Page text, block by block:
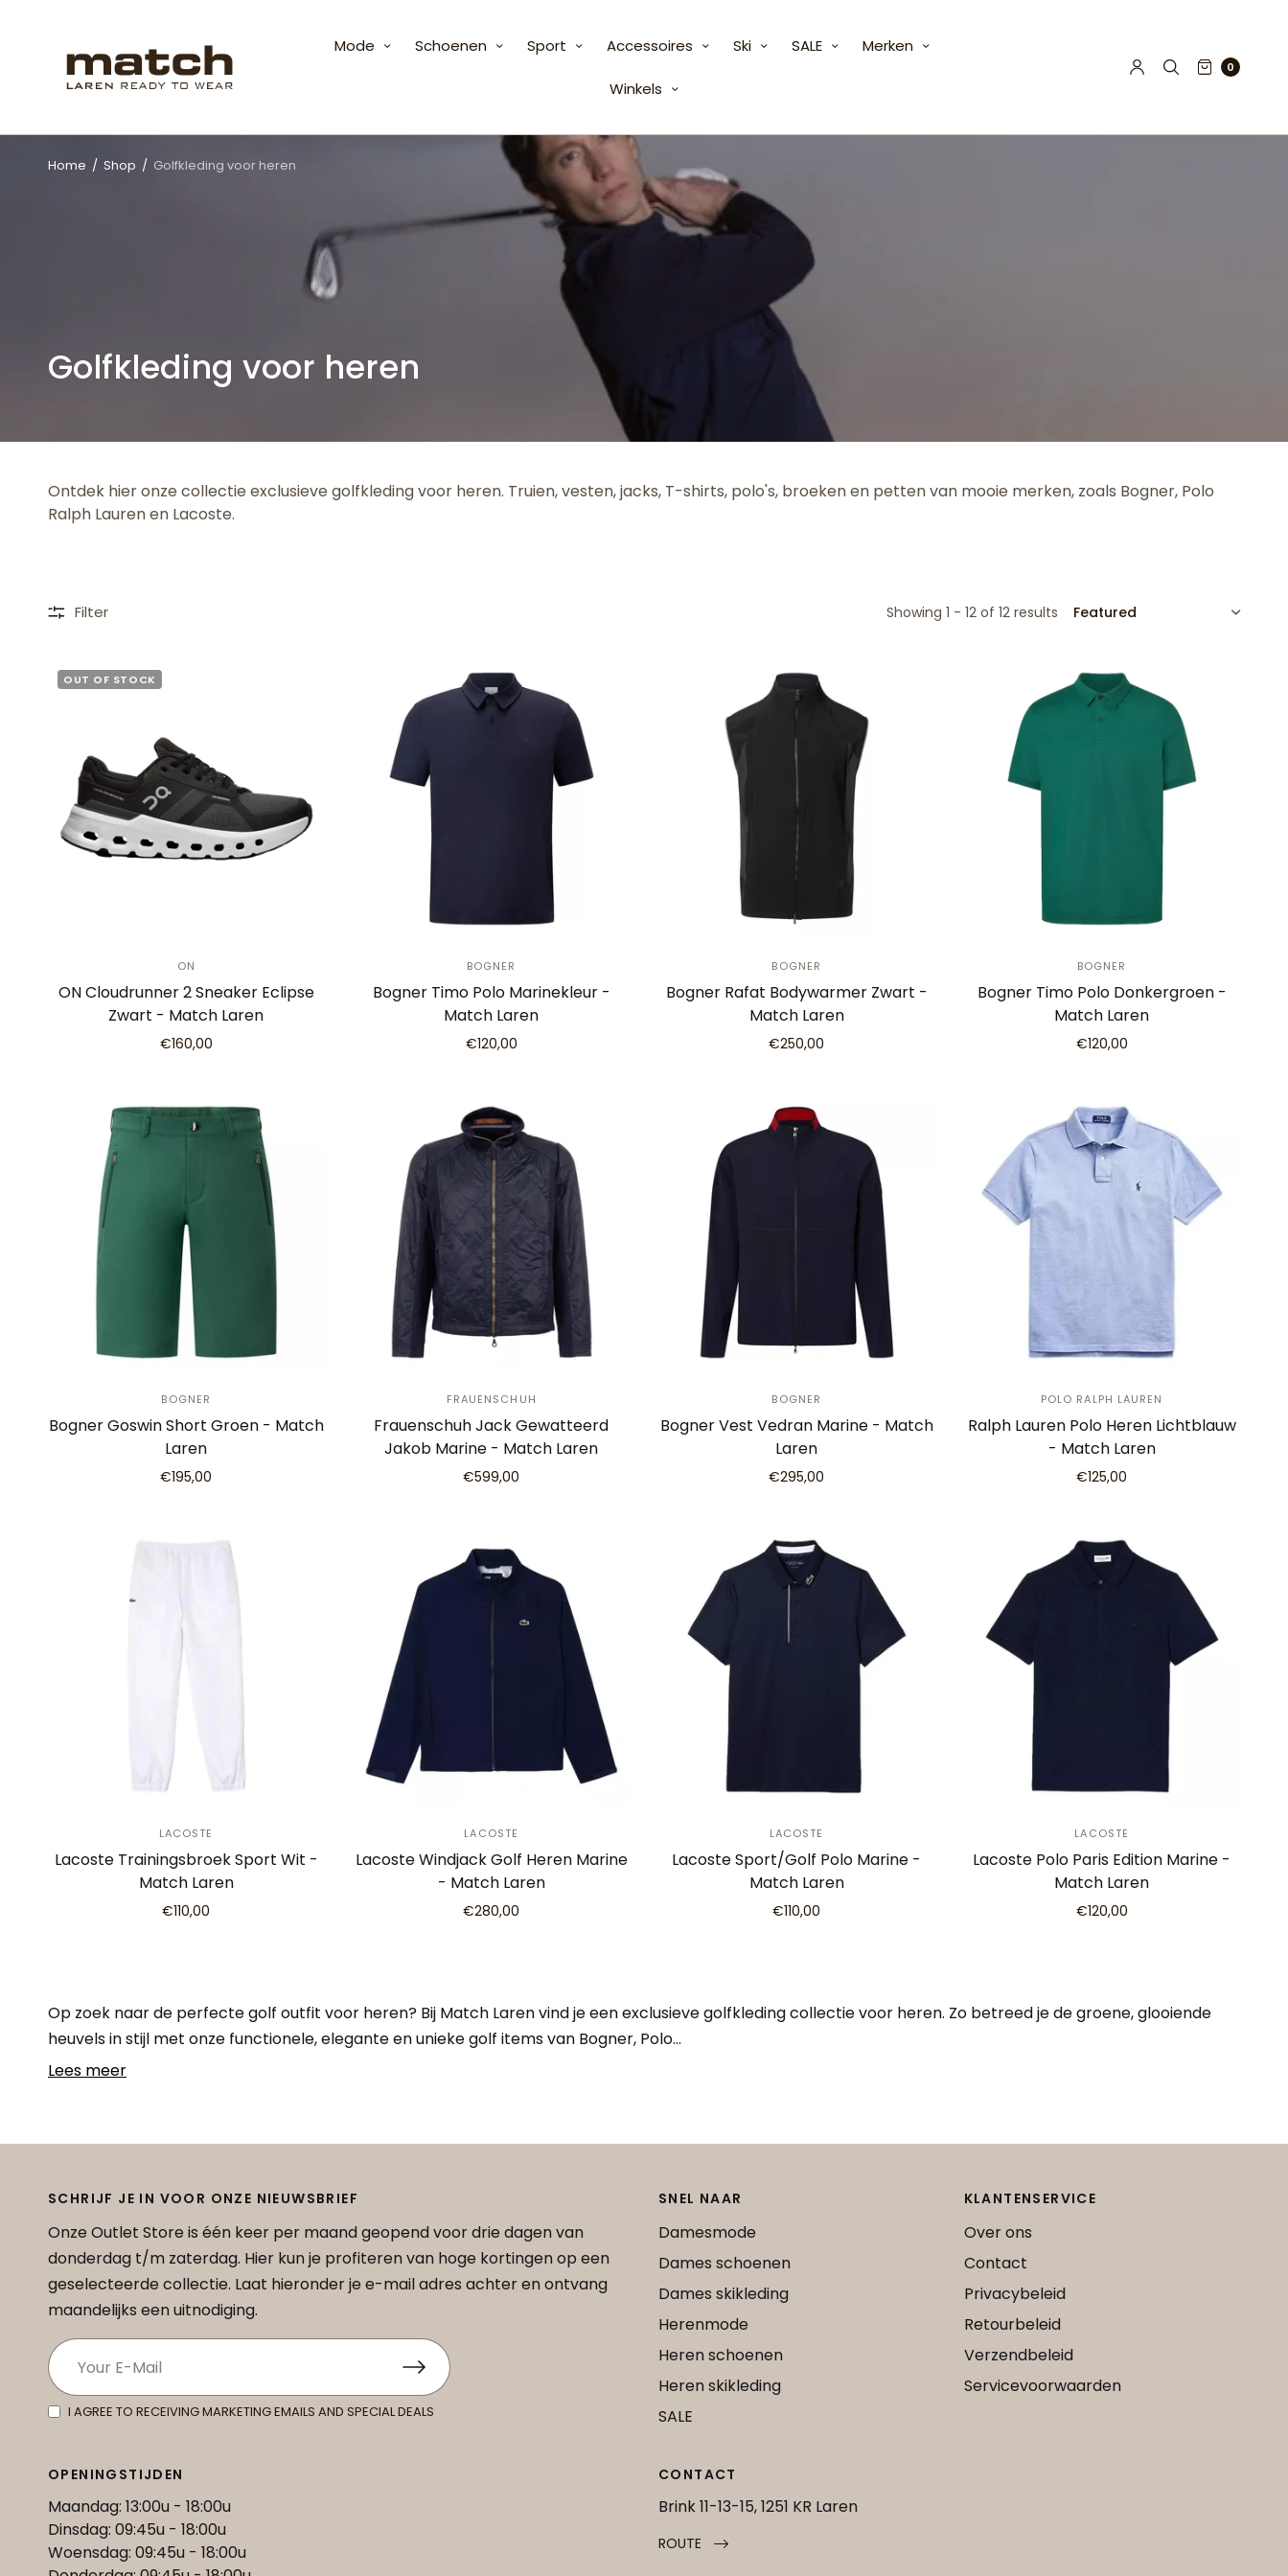
Mode Schoenen Sport Accessoires Ski SALE Merken
Winkels
0
Home / Shop / Golfkleding voor heren
Golfkleding voor heren
Ontdek hier onze collectie exclusieve golfkleding voor heren. Truien, vesten, jacks, T-shirts, polo's, broeken en petten van mooie merken, zoals Bogner, Polo
Ralph Lauren en Lacoste.
Filter Showing 1 - 12 of 12 results
OUT OF STOCK
ON
ON Cloudrunner 2 Sneaker Eclipse
Zwart - Match Laren
€160,00
BOGNER
Bogner Timo Polo Marinekleur -
Match Laren
€120,00
BOGNER
Bogner Rafat Bodywarmer Zwart -
Match Laren
€250,00
BOGNER
Bogner Timo Polo Donkergroen -
Match Laren
€120,00
BOGNER
Bogner Goswin Short Groen - Match
Laren
€195,00
FRAUENSCHUH
Frauenschuh Jack Gewatteerd
Jakob Marine - Match Laren
€599,00
BOGNER
Bogner Vest Vedran Marine - Match
Laren
€295,00
POLO RALPH LAUREN
Ralph Lauren Polo Heren Lichtblauw
- Match Laren
€125,00
LACOSTE
Lacoste Trainingsbroek Sport Wit -
Match Laren
€110,00
LACOSTE
Lacoste Windjack Golf Heren Marine
- Match Laren
€280,00
LACOSTE
Lacoste Sport/Golf Polo Marine -
Match Laren
€110,00
LACOSTE
Lacoste Polo Paris Edition Marine -
Match Laren
€120,00
Op zoek naar de perfecte golf outfit voor heren? Bij Match Laren vind je een exclusieve golfkleding collectie voor heren. Zo betreed je de groene, glooiende
heuvels in stijl met onze functionele, elegante en unieke golf items van Bogner, Polo…
Lees meer
SCHRIJF JE IN VOOR ONZE NIEUWSBRIEF
Onze Outlet Store is één keer per maand geopend voor drie dagen van
donderdag t/m zaterdag. Hier kun je profiteren van hoge kortingen op een
geselecteerde collectie. Laat hieronder je e-mail adres achter en ontvang
maandelijks een uitnodiging.
I AGREE TO RECEIVING MARKETING EMAILS AND SPECIAL DEALS
SNEL NAAR
Damesmode
Dames schoenen
Dames skikleding
Herenmode
Heren schoenen
Heren skikleding
SALE
KLANTENSERVICE
Over ons
Contact
Privacybeleid
Retourbeleid
Verzendbeleid
Servicevoorwaarden
OPENINGSTIJDEN
Maandag: 13:00u - 18:00u
Dinsdag: 09:45u - 18:00u
Woensdag: 09:45u - 18:00u
CONTACT
Brink 11-13-15, 1251 KR Laren
ROUTE